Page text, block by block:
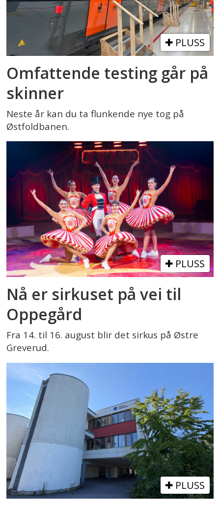
PLUSS
Omfattende testing går på
skinner
Neste år kan du ta flunkende nye tog på
Østfoldbanen.
PLUSS
Nå er sirkuset på vei til
Oppegård
Fra 14. til 16. august blir det sirkus på Østre
Greverud.
PLUSS